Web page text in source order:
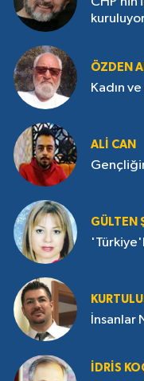
ÖZDEN
Kadın
ALI CAN
GÜLTEN
İnsanlar
İDRIS